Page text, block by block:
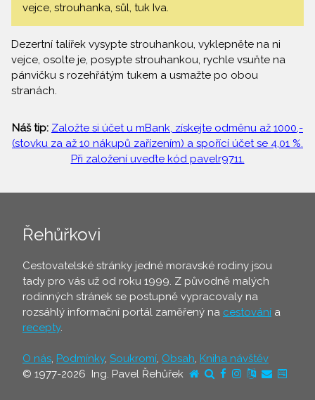
vejce, strouhanka, sůl, tuk Iva.
Dezertní talířek vysypte strouhankou, vyklepněte na ni
vejce, osolte je, posypte strouhankou, rychle vsuňte na
pánvičku s rozehřátým tukem a usmažte po obou
stranách.
Náš tip: Založte si účet u mBank, získejte odměnu až 1000,-
(stovku za až 10 nákupů zařízením) a spořící účet se 4,01 %.
Při založení uveďte kód pavelr9711.
Řehůřkovi
Cestovatelské stránky jedné moravské rodiny jsou
tady pro vás už od roku 1999. Z původně malých
rodinných stránek se postupně vypracovaly na
rozsáhlý informační portál zaměřený na cestování a
recepty.
O nás, Podmínky, Soukromí, Obsah, Kniha návštěv
© 1977-2026 Ing. Pavel Řehůřek